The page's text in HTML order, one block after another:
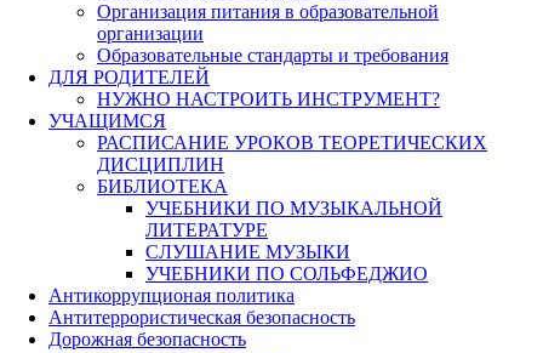
Организация питания в образовательной
организации
Образовательные стандарты и требования
ДЛЯ РОДИТЕЛЕЙ
НУЖНО НАСТРОИТЬ ИНСТРУМЕНТ?
УЧАЩИМСЯ
РАСПИСАНИЕ УРОКОВ ТЕОРЕТИЧЕСКИХ
ДИСЦИПЛИН
БИБЛИОТЕКА
УЧЕБНИКИ ПО МУЗЫКАЛЬНОЙ
ЛИТЕРАТУРЕ
СЛУШАНИЕ МУЗЫКИ
УЧЕБНИКИ ПО СОЛЬФЕДЖИО
Антикоррупционая политика
Антитеррористическая безопасность
Дорожная безопасность